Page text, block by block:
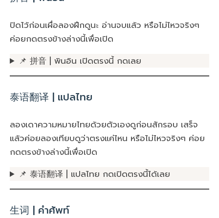
ปิดไว้ก่อนเผื่อลองฝึกดูนะ อ่านจบแล้ว หรือไม่ไหวจริงๆ
ค่อยกดตรงข้างล่างนี้เพื่อเปิด
📌 拼音 | พินอิน เปิดตรงนี้ กดเลย
泰语翻译 | แปลไทย
ลองเดาความหมายไทยด้วยตัวเองดูก่อนสักรอบ เสร็จ
แล้วค่อยลองเทียบดูว่าตรงแค่ไหน หรือไม่ไหวจริงๆ ค่อย
กดตรงข้างล่างนี้เพื่อเปิด
📌 泰语翻译 | แปลไทย กดเปิดตรงนี้ได้เลย
生词 | คำศัพท์